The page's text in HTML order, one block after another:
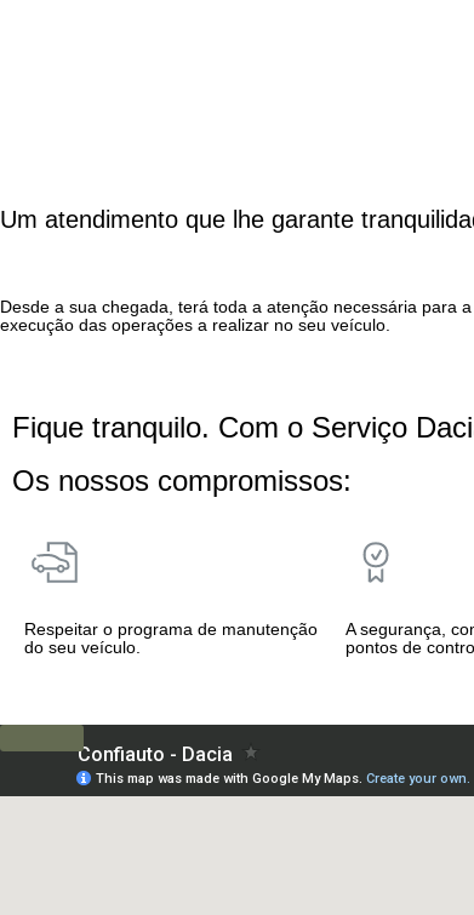
Um atendimento que lhe garante
Desde a sua chegada, terá toda a atenção necessária para a
execução das operações a realizar no seu veículo.
Fique tranquilo. Com o Serviço
Os nossos compromissos:
Respeitar o programa de manutenção
do seu veículo.
A segurança,
pontos de